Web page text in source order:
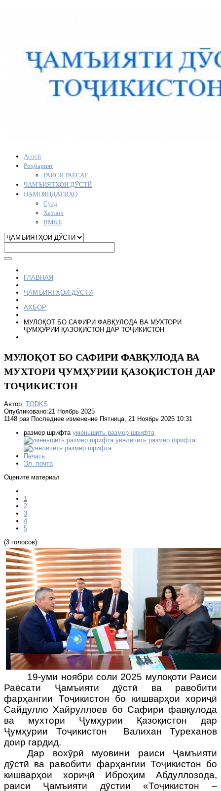
Асосӣ
Роҳбарият
РАИСИ РАЁСАТ
ҶАМЪИЯТҲОИ ДЎСТӢ
НАМОЯНДАГИҲО
Суғд
Хатлон
ВМКБ
ГЛАВНАЯ
ҶАМЪИЯТҲОИ ДЎСТӢ
АХБОР
МУЛОҚОТ БО САФИРИ ФАВҚУЛОДА ВА МУХТОРИ
ҶУМҲУРИИ ҚАЗОҚИСТОН ДАР ТОҶИКИСТОН
МУЛОҚОТ БО САФИРИ ФАВҚУЛОДА ВА
МУХТОРИ ҶУМҲУРИИ ҚАЗОҚИСТОН ДАР
ТОҶИКИСТОН
Автор TODKS
Опубликовано:21 Ноябрь 2025
1148 раз Последнее изменение Пятница, 21 Ноябрь 2025 10:31
размер шрифта уменьшить размер шрифта
увеличить размер шрифта
Печать
Эл. почта
Оцените материал
1
2
3
4
5
(3 голосов)
19-уми ноябри соли 2025 мулоқоти Раиси
Раёсати Ҷамъияти дӯстӣ ва равобити
фарҳангии Тоҷикистон бо кишварҳои хориҷӣ
Сайдулло Хайруллоев бо Сафири фавқулода
ва мухтори Ҷумҳурии Қазоқистон дар
Ҷумҳурии Тоҷикистон
Валихан Туреханов
доир гардид.
Дар вохӯрӣ муовини раиси Ҷамъияти
дӯстӣ ва равобити фарҳангии Тоҷикистон бо
кишварҳои хориҷӣ Иброҳим Абдуллозода,
раиси Ҷамъияти дӯстии «Тоҷикистон –